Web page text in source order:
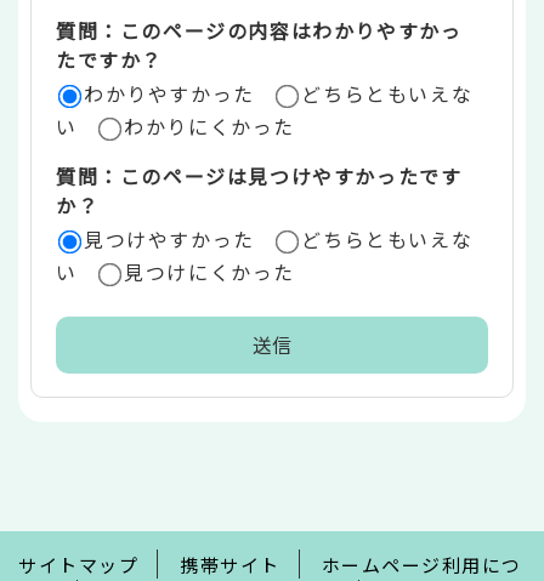
リ
ア
質問：このページの内容はわかりやすかっ
たですか？
わかりやすかった
どちらともいえな
い
わかりにくかった
質問：このページは見つけやすかったです
か？
見つけやすかった
どちらともいえな
い
見つけにくかった
で
サイトマップ 携帯サイト
ホームページ利用につ